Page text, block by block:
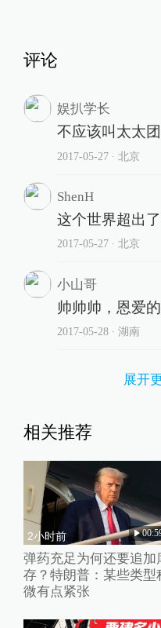
评论
娱扒学长
不应该叫太太
2017-05-27∙ 北京
ShenH
这个世界超出
2017-05-27∙ 北京
小山哥
帅帅帅，恩爱
2017-05-28∙ 湖南
展开
相关推荐
2小时前
弹药充足为何还要追加
存？特朗普：某些类型
微有点紧张